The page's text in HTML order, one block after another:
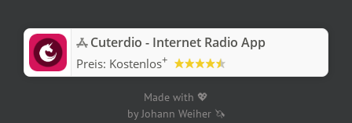
‎Cuterdio - Internet Radio App
Preis: Kostenlos+
Made with 💖
by Johann Weiher 🦄